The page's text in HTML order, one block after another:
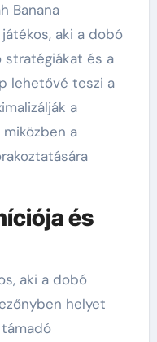
Banana
aki a dobó
stratégiákat és a
lehetővé teszi a
a
a
és
aki a dobó
helyet